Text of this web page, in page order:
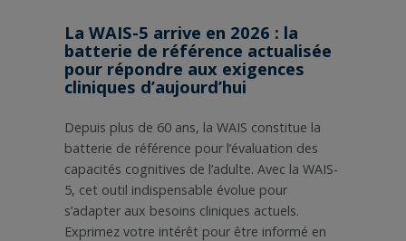
La WAIS-5 arrive en 2026 : la
batterie de référence actualisée
pour répondre aux exigences
cliniques d’aujourd’hui
Depuis plus de 60 ans, la WAIS constitue la
batterie de référence pour l’évaluation des
capacités cognitives de l’adulte. Avec la WAIS-
5, cet outil indispensable évolue pour
s’adapter aux besoins cliniques actuels.
Exprimez votre intérêt pour être informé en